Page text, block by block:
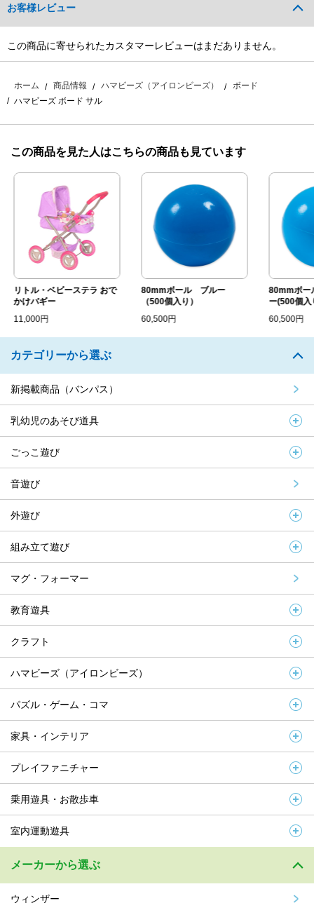
お客様レビュー
この商品に寄せられたカスタマーレビューはまだありません。
ホーム 商品情報 ハマビーズ（アイロンビーズ）
ボード
ハマビーズ ボード サル
この商品を見た人はこちらの商品も見ています
リトル・ベビーステラ おで
かけバギー
11,000円
80mmボール ブルー
（500個入り）
60,500円
80mmボー
ー(500個入
60,500円
カテゴリーから選ぶ
新掲載商品（バンパス）
乳幼児のあそび道具
ごっこ遊び
音遊び
外遊び
組み立て遊び
マグ・フォーマー
教育遊具
クラフト
ハマビーズ（アイロンビーズ）
パズル・ゲーム・コマ
家具・インテリア
プレイファニチャー
乗用遊具・お散歩車
室内運動遊具
メーカーから選ぶ
ウィンザー